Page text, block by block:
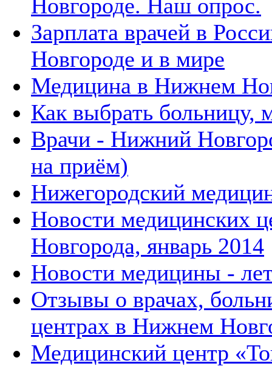
Новгороде. Наш опрос.
Зарплата врачей в
Новгороде и в мире
Медицина в Нижнем
Как выбрать больницу,
Врачи - Нижний
на приём)
Нижегородский
Новости медицинских
Новгорода, январь 2014
Новости медицины -
Отзывы о врачах,
центрах в Нижнем
Медицинский центр